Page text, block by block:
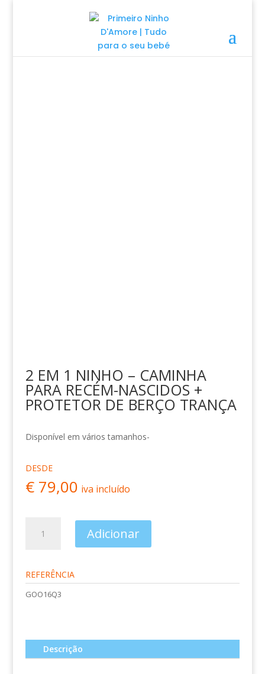
2 EM 1 NINHO – CAMINHA
PARA RECÉM-NASCIDOS +
PROTETOR DE BERÇO TRANÇA
Disponível em vários tamanhos-
DESDE
€79,00 iva incluído
1
NINHO
RECÉM-
NASCIDOS
Adicionar
REFERÊNCIA
GOO16Q3
Descrição